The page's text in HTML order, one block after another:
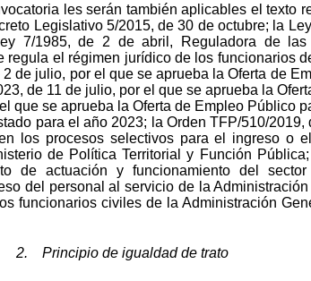
les serán también aplicables el texto
Legislativo 5/2015, de 30 de octubre; la
7/1985, de 2 de abril, Reguladora de
regula el régimen jurídico de los funcionarios
de julio, por el que se aprueba la Oferta de
de 11 de julio, por el que se aprueba la
que se aprueba la Oferta de Empleo Público
para el año 2023; la Orden TFP/510/
los procesos selectivos para el ingreso o
de Política Territorial y Función
de actuación y funcionamiento del
del personal al servicio de la
funcionarios civiles de la Administración
2. Principio de igualdad de trato